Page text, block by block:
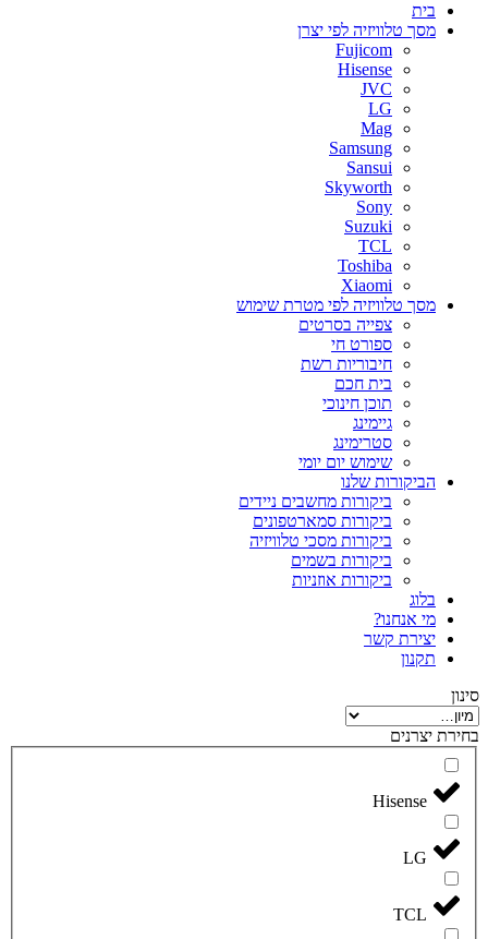
בית
מסך טלוויזיה לפי יצרן
Fujicom
Hisense
JVC
LG
Mag
Samsung
Sansui
Skyworth
Sony
Suzuki
TCL
Toshiba
Xiaomi
מסך טלוויזיה לפי מטרת שימוש
צפייה בסרטים
ספורט חי
חיבוריות רשת
בית חכם
תוכן חינוכי
גיימינג
סטרימינג
שימוש יום יומי
הביקורות שלנו
ביקורות מחשבים ניידים
ביקורות סמארטפונים
ביקורות מסכי טלוויזיה
ביקורות בשמים
ביקורות אוזניות
בלוג
מי אנחנו?
יצירת קשר
תקנון
סינון
בחירת יצרנים
Hisense
LG
TCL